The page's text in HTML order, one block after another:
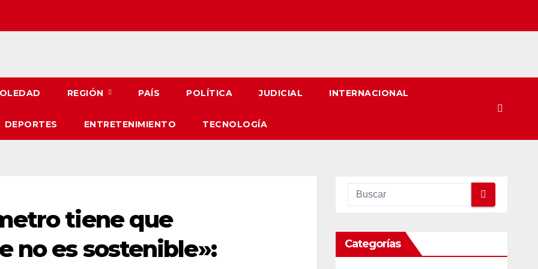
REGIÓN PAÍS POLÍTICA JUDICIAL INTERNACIONAL
DEPORTES ENTRETENIMIENTO TECNOLOGÍA
tiene que
no es sostenible»:
Categorías